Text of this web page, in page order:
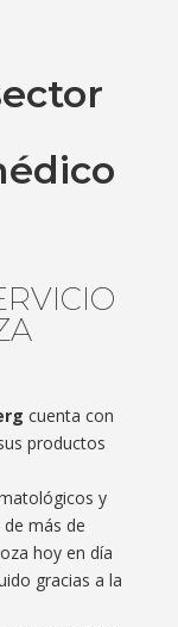
cuenta con
productos
y
más de
hoy en día
gracias a la